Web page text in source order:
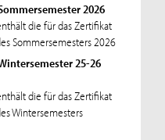
2026
die für das Zertifikat
Sommersemesters 2026
25-26
die für das Zertifikat
Wintersemesters